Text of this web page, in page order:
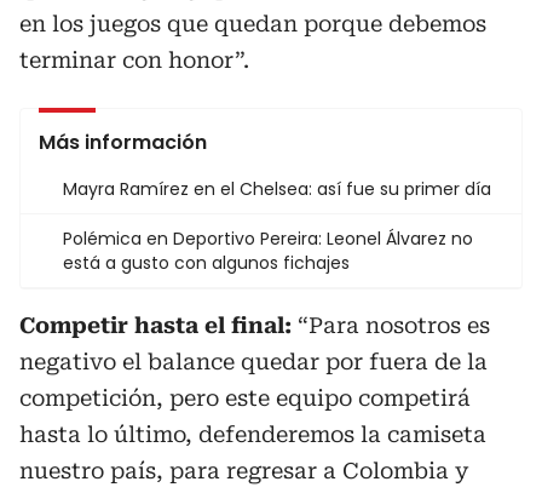
en los juegos que quedan porque debemos
terminar con honor”.
Más información
Mayra Ramírez en el Chelsea: así fue su primer día
Polémica en Deportivo Pereira: Leonel Álvarez no
está a gusto con algunos fichajes
Competir hasta el final: “Para nosotros es
negativo el balance quedar por fuera de la
competición, pero este equipo competirá
hasta lo último, defenderemos la camiseta
nuestro país, para regresar a Colombia y